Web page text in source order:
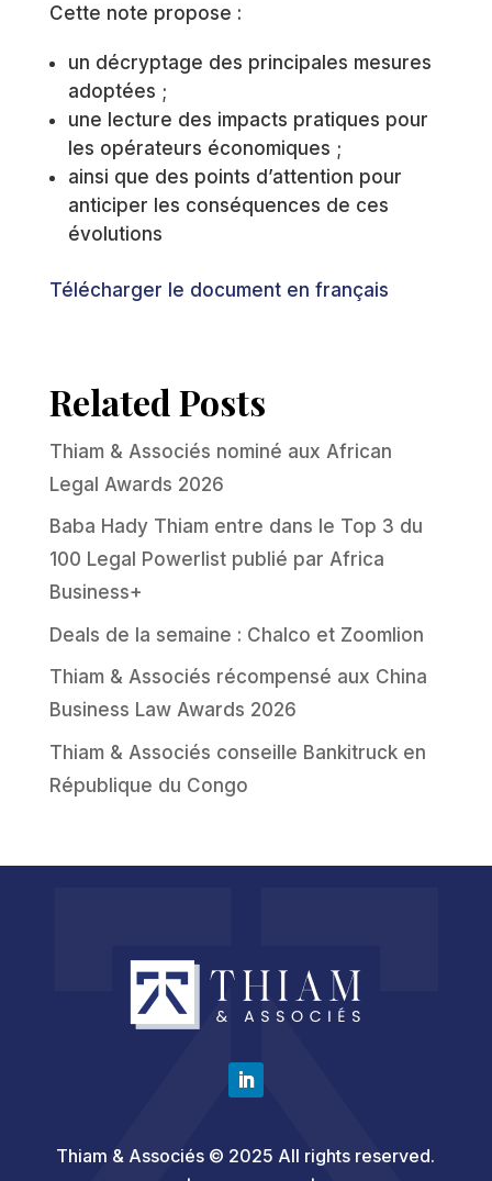
Cette note propose :
un décryptage des principales mesures
adoptées ;
une lecture des impacts pratiques pour
les opérateurs économiques ;
ainsi que des points d’attention pour
anticiper les conséquences de ces
évolutions
Télécharger le document en français
Related Posts
Thiam & Associés nominé aux African
Legal Awards 2026
Baba Hady Thiam entre dans le Top 3 du
100 Legal Powerlist publié par Africa
Business+
Deals de la semaine : Chalco et Zoomlion
Thiam & Associés récompensé aux China
Business Law Awards 2026
Thiam & Associés conseille Bankitruck en
République du Congo
Thiam & Associés © 2025 All rights reserved.